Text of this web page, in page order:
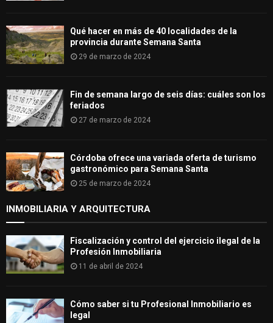
Qué hacer en más de 40 localidades de la
provincia durante Semana Santa
29 de marzo de 2024
Fin de semana largo de seis días: cuáles son los
feriados
27 de marzo de 2024
Córdoba ofrece una variada oferta de turismo
gastronómico para Semana Santa
25 de marzo de 2024
INMOBILIARIA Y ARQUITECTURA
Fiscalización y control del ejercicio ilegal de la
Profesión Inmobiliaria
11 de abril de 2024
Cómo saber si tu Profesional Inmobiliario es
legal